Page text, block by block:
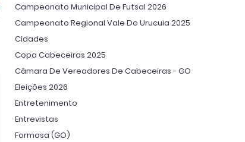
Campeonato Municipal De Futsal 2026
Campeonato Regional Vale Do Urucuia 2025
Cidades
Copa Cabeceiras 2025
Câmara De Vereadores De Cabeceiras - GO
Eleições 2026
Entretenimento
Entrevistas
Formosa (GO)